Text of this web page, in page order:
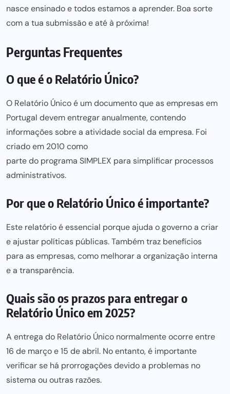
nasce ensinado e todos estamos a aprender. Boa sorte
com a tua submissão e até à próxima!
Perguntas Frequentes
O que é o Relatório Único?
O Relatório Único é um documento que as empresas em
Portugal devem entregaranualmente, contendo
informações sobre a atividade social da empresa. Foi
criado em 2010 como
parte do programa SIMPLEX para simplificar processos
administrativos.
Por que o Relatório Único é importante?
Este relatório é essencial porque ajuda o governo a criar
e ajustar políticas públicas. Também traz benefícios
para as empresas,como melhorar a organização interna
e a transparência.
Quais são os prazos para entregar o
Relatório Único em 2025?
A entrega do Relatório Único normalmente ocorre entre
16 de março e 15 de abril. No entanto, é importante
verificar se há prorrogações devido a problemas no
sistema ou outras razões.